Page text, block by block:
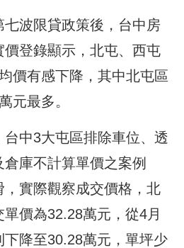
七波限貸政策後，台中房
登錄顯示，北屯、西屯
價有感下降，其中北屯區
元最多。
中3大屯區排除車位、透
庫不計算單價之案例
實際觀察成交價格，北
價為32.28萬元，從4月
降至30.28萬元，單坪少